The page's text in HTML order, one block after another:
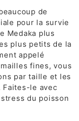
de
pour la survie
Medaka plus
plus petits de la
appelé
fines, vous
par taille et les
Faites-le avec
du poisson